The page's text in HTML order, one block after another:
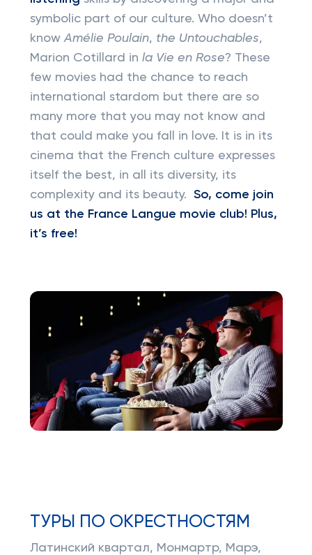
symbolic part of our culture. Who doesn’t
knowAmélie Poulain, the Untouchables,
Marion Cotillard in la Vie en Rose? These
few movies had the chance to reach
international stardom but there are so
many more that you may not know and
that could make you fall in love. It is in its
cinema that the French culture expresses
itself the best, in all its diversity, its
complexity and its beauty. So, come join
us at the France Langue movie club! Plus,
it’s free!
ТУРЫ ПО ОКРЕСТНОСТЯМ
Латинский квартал, Монмартр, Марэ,